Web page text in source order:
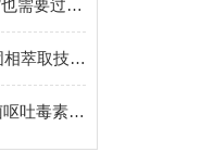
气液相色谱柱保存小贴士：“我”也需要过个舒适年
安谱DC-12系列氮吹仪是SPE固相萃取技术的Z佳配套设备
安谱方案 | 食品中蜡样芽胞杆菌呕吐毒素检测的整体解决方案（一）